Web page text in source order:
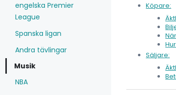
engelska Premier
League
Spanska ligan
Andra tävlingar
Musik
NBA
Köpare:
Säljare: